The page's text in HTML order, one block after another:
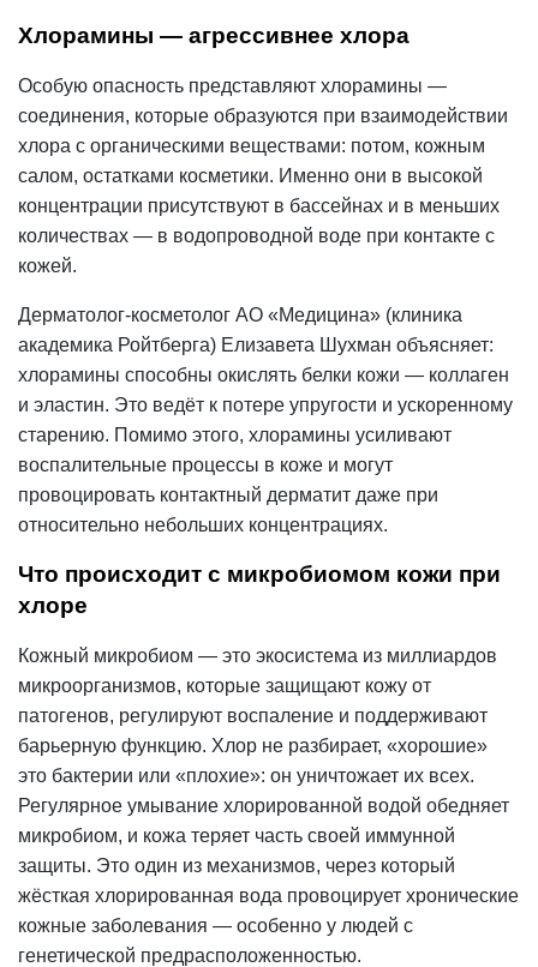
Хлорамины — агрессивнее хлора
Особую опасность представляют хлорамины —
соединения, которые образуются при взаимодействии
хлора с органическими веществами: потом, кожным
салом, остатками косметики. Именно они в высокой
концентрации присутствуют в бассейнах и в меньших
количествах — в водопроводной воде при контакте с
кожей.
Дерматолог-косметолог АО «Медицина» (клиника
академика Ройтберга) Елизавета Шухман объясняет:
хлорамины способны окислять белки кожи — коллаген
и эластин. Это ведёт к потере упругости и ускоренному
старению. Помимо этого, хлорамины усиливают
воспалительные процессы в коже и могут
провоцировать контактный дерматит даже при
относительно небольших концентрациях.
Что происходит с микробиомом кожи при
хлоре
Кожный микробиом — это экосистема из миллиардов
микроорганизмов, которые защищают кожу от
патогенов, регулируют воспаление и поддерживают
барьерную функцию. Хлор не разбирает, «хорошие»
это бактерии или «плохие»: он уничтожает их всех.
Регулярное умывание хлорированной водой обедняет
микробиом, и кожа теряет часть своей иммунной
защиты. Это один из механизмов, через который
жёсткая хлорированная вода провоцирует хронические
кожные заболевания — особенно у людей с
генетической предрасположенностью.